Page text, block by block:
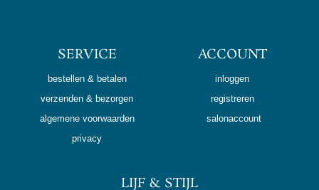
SERVICE
bestellen & betalen
verzenden & bezorgen
algemene voorwaarden
privacy
ACCOUNT
inloggen
registreren
salonaccount
LIJF & STIJL